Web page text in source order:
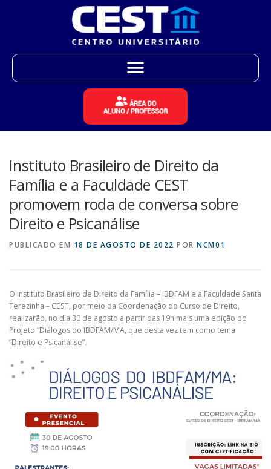
Instituto Brasileiro de Direito da
Família e a Faculdade CEST
promovem roda de conversa sobre
Direito e Psicanálise
PUBLICADO EM 18 DE AGOSTO DE 2022 POR NCM01
O Instituto Brasileiro de Direito da Família – IBDFAM e a Faculdade Santa
Terezinha – CEST, por meio da Coordenação do Curso de Direito,
realizarão, no dia 30 de agosto a partir das 19h mais uma edição do
Projeto “Diálogos do IBDFAM/MA, que desta vez tem como tema
“Direito e Psicanálise”.